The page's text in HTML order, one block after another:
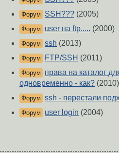
Форум SSH??? (2005)
Форум user на ftp..... (2000)
Форум ssh (2013)
Форум FTP/SSH (2011)
Форум
права на каталог
одновременно - как? (2010)
Форум ssh - перестали
Форум user login (2004)